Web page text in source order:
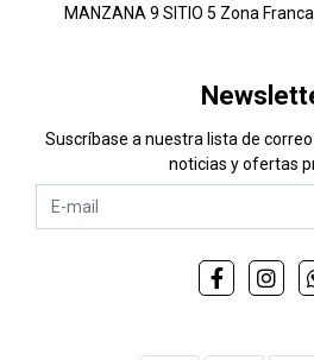
MANZANA 9 SITIO 5 Zona
Suscríbase a nuestra lista de
noticias y ofertas